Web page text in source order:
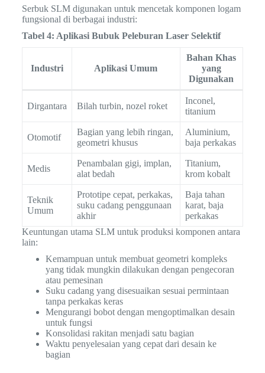
Serbuk SLM digunakan untuk mencetak komponen logam
fungsional di berbagai industri:
Tabel 4: Aplikasi Bubuk Peleburan Laser Selektif
Industri Aplikasi Umum
Bahan Khas
yang
Digunakan
Dirgantara Bilah turbin, nozel roket
Inconel,
titanium
Otomotif
Bagian yang lebih ringan,
geometri khusus
Aluminium,
baja perkakas
Medis
Penambalan gigi, implan,
alat bedah
Titanium,
krom kobalt
Teknik
Umum
Prototipe cepat, perkakas,
suku cadang penggunaan
akhir
Baja tahan
karat, baja
perkakas
Keuntungan utama SLM untuk produksi komponen antara
lain:
Kemampuan untuk membuat geometri kompleks
yang tidak mungkin dilakukan dengan pengecoran
atau pemesinan
Suku cadang yang disesuaikan sesuai permintaan
tanpa perkakas keras
Mengurangi bobot dengan mengoptimalkan desain
untuk fungsi
Konsolidasi rakitan menjadi satu bagian
Waktu penyelesaian yang cepat dari desain ke
bagian